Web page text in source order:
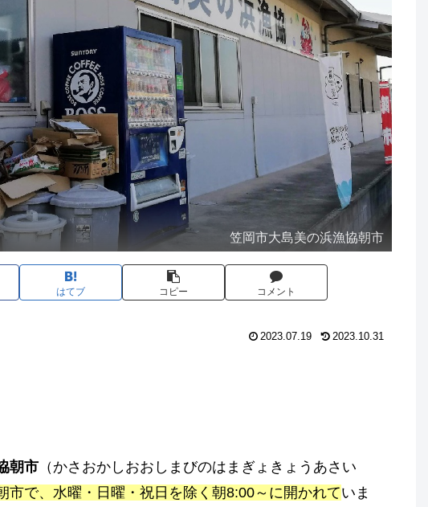
笠岡市大島美の浜漁協朝市
はてブ コピー コメント
2023.07.19 2023.10.31
朝市 （かさおかしおおしまびのはまぎょきょうあさい
市で、水曜・日曜・祝日を除く朝8:00～に開かれていま